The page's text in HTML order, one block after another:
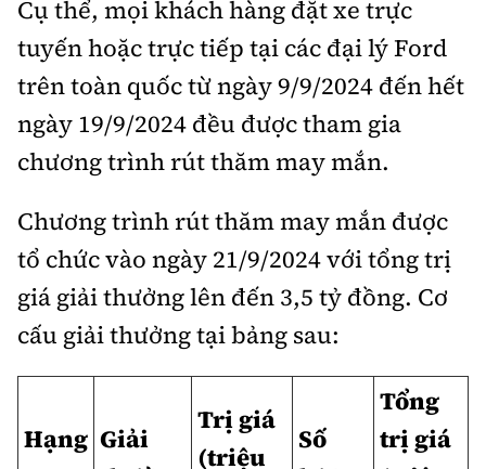
Xếp hạng xe
Chọn xe
Lái xe an toàn
Bảo hiểm xe
Sản phẩm bảo hiểm
Bồi thường bảo hiểm
Xe xanh
Video
Review xe
Giới thiệu xe
Tư vấn
Ảnh
Ô tô
Xe máy
Cơ quan chủ quản: Bộ Xây dựng
Cụ thể, mọi khách hàng đặt xe trực
tuyến hoặc trực tiếp tại các đại lý Ford
trên toàn quốc từ ngày 9/9/2024 đến hết
ngày 19/9/2024 đều được tham gia
chương trình rút thăm may mắn.
Chương trình rút thăm may mắn được
tổ chức vào ngày 21/9/2024 với tổng trị
giá giải thưởng lên đến 3,5 tỷ đồng. Cơ
cấu giải thưởng tại bảng sau:
Hạng Giải
Trị giá
(triệu
Số
Tổng
trị giá